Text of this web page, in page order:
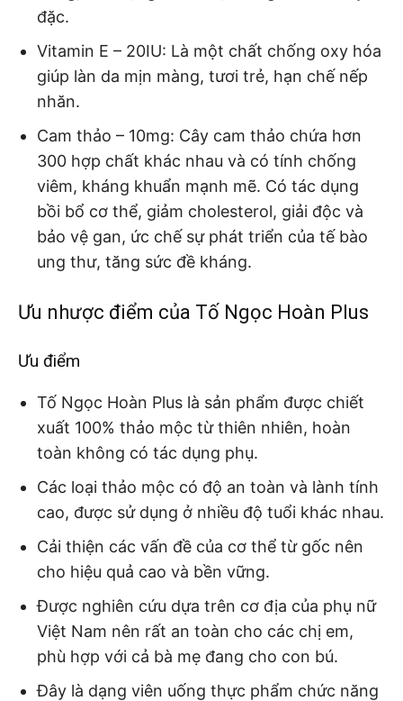
đặc.
Vitamin E – 20IU: Là một chất chống oxy hóa
giúp làn da mịn màng, tươi trẻ, hạn chế nếp
nhăn.
Cam thảo – 10mg: Cây cam thảo chứa hơn
300 hợp chất khác nhau và có tính chống
viêm, kháng khuẩn mạnh mẽ. Có tác dụng
bồi bổ cơ thể, giảm cholesterol, giải độc và
bảo vệ gan, ức chế sự phát triển của tế bào
ung thư, tăng sức đề kháng.
Ưu nhược điểm của Tố Ngọc Hoàn Plus
Ưu điểm
Tố Ngọc Hoàn Plus là sản phẩm được chiết
xuất 100% thảo mộc từ thiên nhiên, hoàn
toàn không có tác dụng phụ.
Các loại thảo mộc có độ an toàn và lành tính
cao, được sử dụng ở nhiều độ tuổi khác nhau.
Cải thiện các vấn đề của cơ thể từ gốc nên
cho hiệu quả cao và bền vững.
Được nghiên cứu dựa trên cơ địa của phụ nữ
Việt Nam nên rất an toàn cho các chị em,
phù hợp với cả bà mẹ đang cho con bú.
Đây là dạng viên uống thực phẩm chức năng